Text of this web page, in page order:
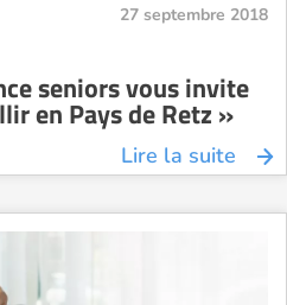
27 septembre 2018
seniors vous invite
en Pays de Retz »
Lire la suite